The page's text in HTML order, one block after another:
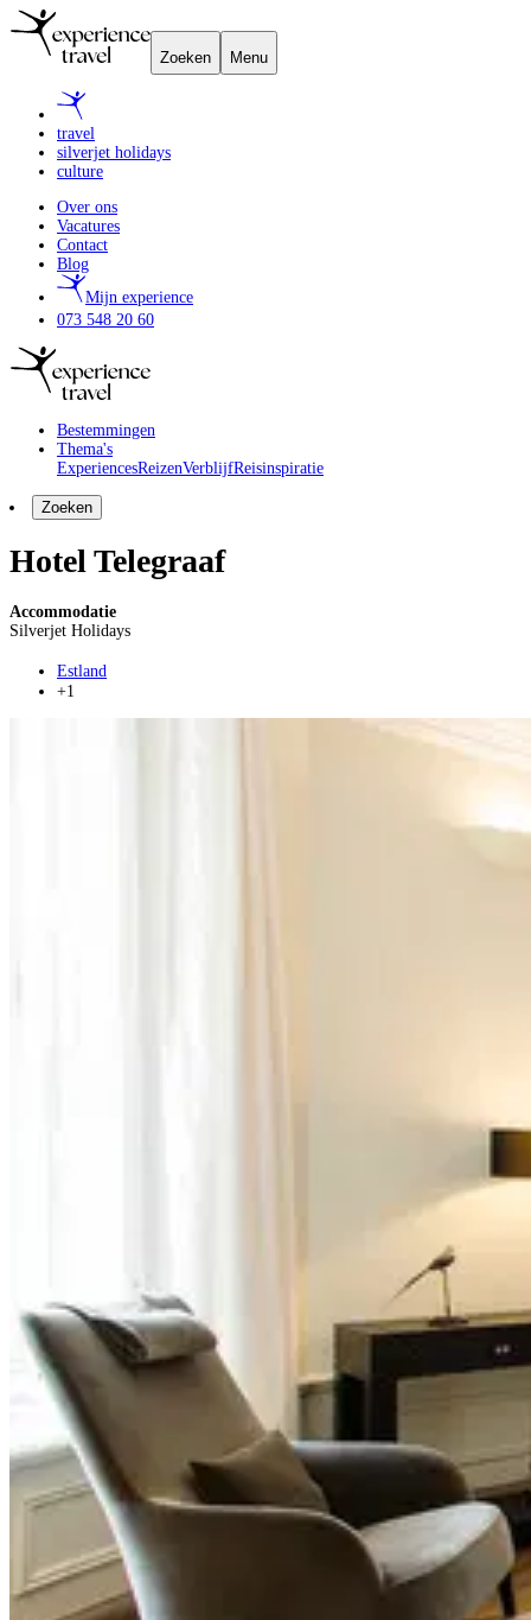
Zoeken Menu
travel
silverjet holidays
culture
Over ons
Vacatures
Contact
Blog
Mijn experience
073 548 20 60
Bestemmingen
Thema's
ExperiencesReizenVerblijfReisinspiratie
Zoeken
Hotel Telegraaf
Accommodatie
Silverjet Holidays
Estland
+1